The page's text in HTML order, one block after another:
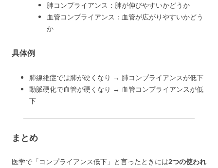
肺コンプライアンス：肺が伸びやすいかどうか
血管コンプライアンス：血管が広がりやすいかどう
か
具体例
肺線維症では肺が硬くなり → 肺コンプライアンスが低下
動脈硬化で血管が硬くなり → 血管コンプライアンスが低
下
まとめ
医学で「コンプライアンス低下」と言ったときには2つの使われ